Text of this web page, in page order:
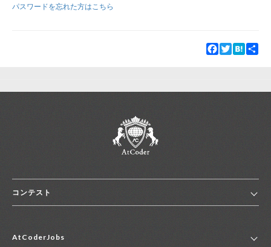
新規登録
パスワードを忘れた方はこちら
Facebook
TwitterHatena
コンテスト
コンテスト一覧
AtCoderJobs